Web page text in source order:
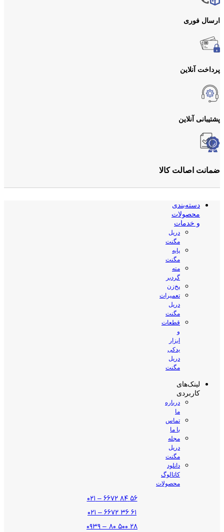
ارسال فوری
پرداخت آنلاین
پشتیبانی آنلاین
ضمانت اصالت کالا
دسته‌بندی
محصولات
و خدمات
دریل
مگنت
پایه
مگنت
مته
گردبر
پخ‌زن
تعمیرات
دریل
مگنت
قطعات
و
ابزار
یدکی
دریل
مگنت
لینک‌های
کاربردی
درباره
ما
تماس
با ما
مجله
دریل
مگنت
دانلود
کاتالوگ
محصولات
۵۶ ۸۴ ۶۶۷۲ – ۰۲۱
۶۱ ۳۶ ۶۶۷۲ – ۰۲۱
۲۸ ۵۰۰ ۸۰ – ۰۹۳۹